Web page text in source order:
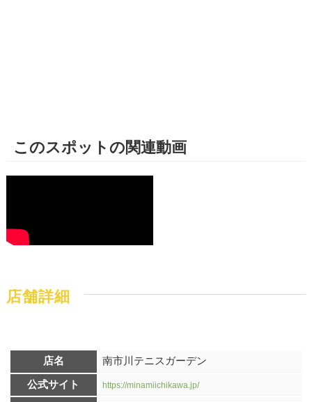
このスポットの関連動画
店舗詳細
店名
南市川テニスガーデン
公式サイト
https://minamiichikawa.jp/